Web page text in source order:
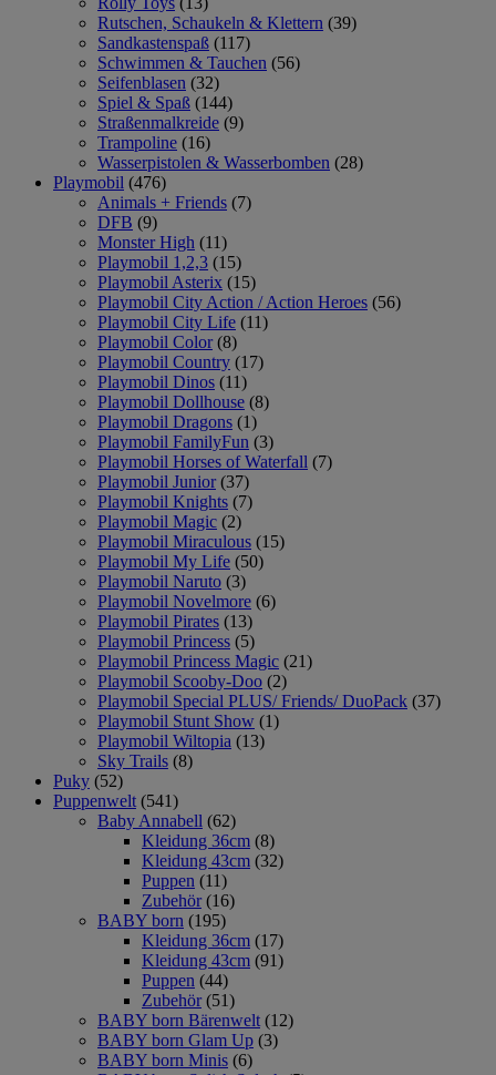
Rutschen, Schaukeln & Klettern (39)
Sandkastenspaß (117)
Schwimmen & Tauchen (56)
Seifenblasen (32)
Spiel & Spaß (144)
Straßenmalkreide (9)
Trampoline (16)
Wasserpistolen & Wasserbomben (28)
Playmobil (476)
Animals + Friends (7)
DFB (9)
Monster High (11)
Playmobil 1,2,3 (15)
Playmobil Asterix (15)
Playmobil City Action / Action Heroes (56)
Playmobil City Life (11)
Playmobil Color (8)
Playmobil Country (17)
Playmobil Dinos (11)
Playmobil Dollhouse (8)
Playmobil Dragons (1)
Playmobil FamilyFun (3)
Playmobil Horses of Waterfall (7)
Playmobil Junior (37)
Playmobil Knights (7)
Playmobil Magic (2)
Playmobil Miraculous (15)
Playmobil My Life (50)
Playmobil Naruto (3)
Playmobil Novelmore (6)
Playmobil Pirates (13)
Playmobil Princess (5)
Playmobil Princess Magic (21)
Playmobil Scooby-Doo (2)
Playmobil Special PLUS/ Friends/ DuoPack (37)
Playmobil Stunt Show (1)
Playmobil Wiltopia (13)
Sky Trails (8)
Puky (52)
Puppenwelt (541)
Baby Annabell (62)
Kleidung 36cm (8)
Kleidung 43cm (32)
Puppen (11)
Zubehör (16)
BABY born (195)
Kleidung 36cm (17)
Kleidung 43cm (91)
Puppen (44)
Zubehör (51)
BABY born Bärenwelt (12)
BABY born Glam Up (3)
BABY born Minis (6)